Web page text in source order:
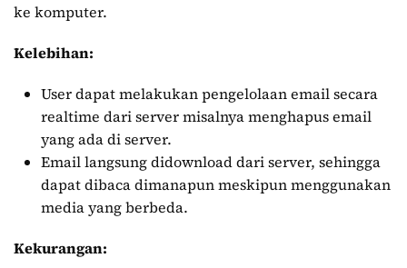
ke komputer.
Kelebihan:
User dapat melakukan pengelolaan email secara
realtime dari server misalnya menghapus email
yang ada di server.
Email langsung didownload dari server, sehingga
dapat dibaca dimanapun meskipun menggunakan
media yang berbeda.
Kekurangan: